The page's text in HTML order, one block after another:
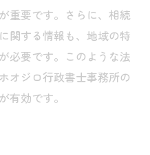
重要です。さらに、相続
関する情報も、地域の特
必要です。このような法
オジロ行政書士事務所の
有効です。